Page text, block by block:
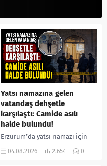
Yatsı namazına gelen
vatandaş dehşetle
karşılaştı: Camide asılı
halde bulundu!
Erzurum’da yatsı namazı için
camiye gelen bir vatandaş,
04.08.2026 2.654 0